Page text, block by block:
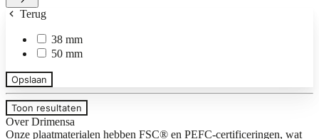
Terug
38 mm
50 mm
Opslaan
Toon resultaten
Over Drimensa
Onze plaatmaterialen hebben FSC® en PEFC-certificeringen, wat